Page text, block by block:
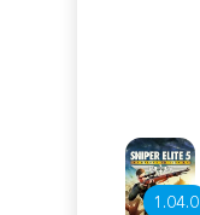
1.04.0